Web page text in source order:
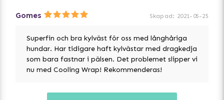
Gomes Skapad: 2021-05-25
Superfin och bra kylväst för oss med långhåriga
hundar. Har tidigare haft kylvästar med dragkedja
som bara fastnar i pälsen. Det problemet slipper vi
nu med Cooling Wrap! Rekommenderas!